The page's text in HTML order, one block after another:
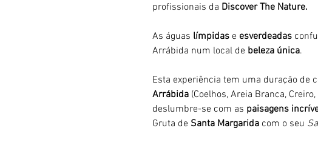
profissionais da Discover The Nature.
As águas límpidas e esverdeadas
Arrábida num local de beleza única.
Esta experiência tem uma duração de
Arrábida (Coelhos, Areia Branca,
deslumbre-se com as paisagens
Gruta de Santa Margarida com o seu